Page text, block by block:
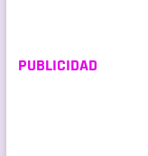
PUBLICIDAD